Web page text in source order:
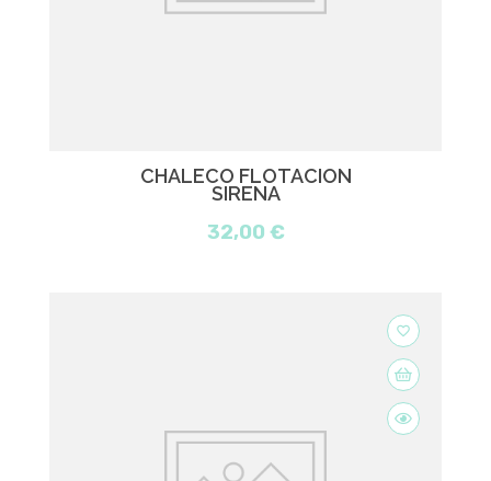
CHALECO FLOTACIÓN
SIRENA
32,00 €
favorite_border